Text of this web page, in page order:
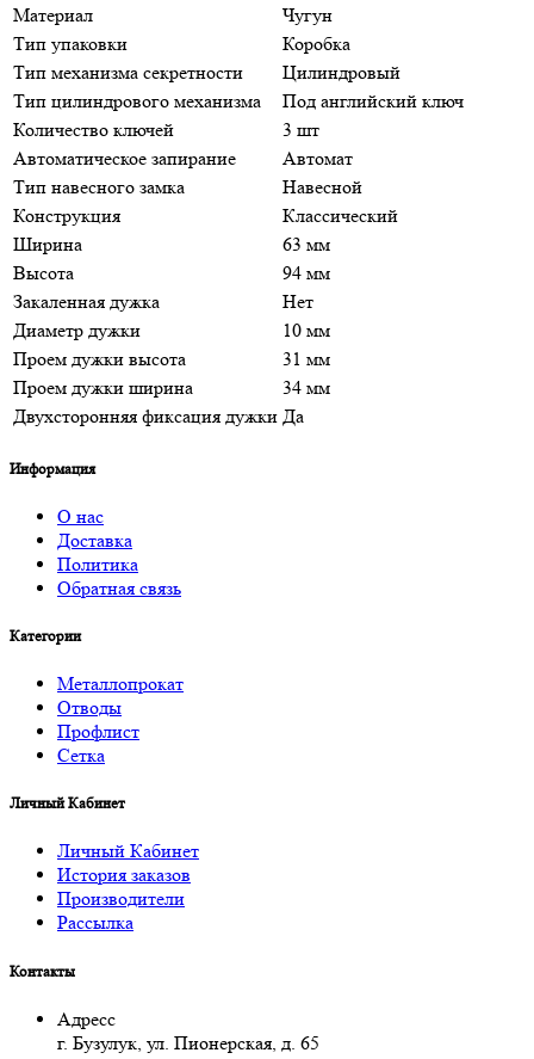
Материал
Чугун
Тип упаковки
Коробка
Тип механизма секретности
Цилиндровый
Тип цилиндрового механизма
Под английский ключ
Количество ключей
3 шт
Автоматическое запирание
Автомат
Тип навесного замка
Навесной
Конструкция
Классический
Ширина
63 мм
Высота
94 мм
Закаленная дужка
Нет
Диаметр дужки
10 мм
Проем дужки высота
31 мм
Проем дужки ширина
34 мм
Двухсторонняя фиксация дужки Да
Информация
О нас
Доставка
Политика
Обратная связь
Категории
Металлопрокат
Отводы
Профлист
Сетка
Личный Кабинет
Личный Кабинет
История заказов
Производители
Рассылка
Контакты
Адресс
г. Бузулук, ул. Пионерская, д. 65